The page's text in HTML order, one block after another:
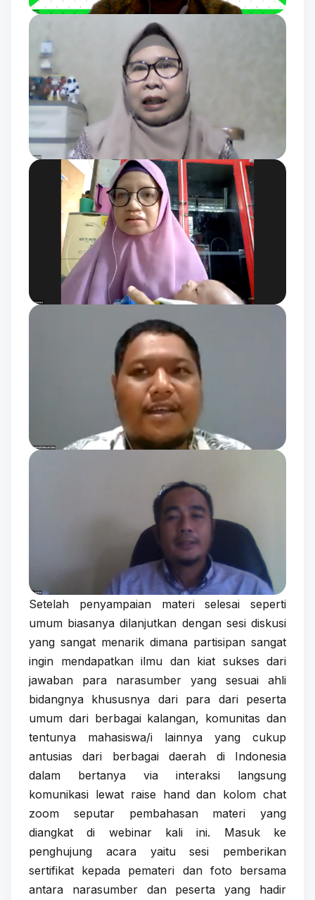
Setelah penyampaian materi selesai seperti
umum biasanya dilanjutkan dengan sesi diskusi
yang sangat menarik dimana partisipan sangat
ingin mendapatkan ilmu dan kiat sukses dari
jawaban para narasumber yang sesuai ahli
bidangnya khususnya dari para dari peserta
umum dari berbagai kalangan, komunitas dan
tentunya mahasiswa/i lainnya yang cukup
antusias dari berbagai daerah di Indonesia
dalam bertanya via interaksi langsung
komunikasi lewat raise hand dan kolom chat
zoom seputar pembahasan materi yang
diangkat di webinar kali ini. Masuk ke
penghujung acara yaitu sesi pemberikan
sertifikat kepada pemateri dan foto bersama
antara narasumber dan peserta yang hadir